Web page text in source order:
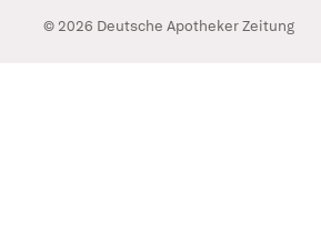
© 2026 Deutsche Apotheker Zeitung